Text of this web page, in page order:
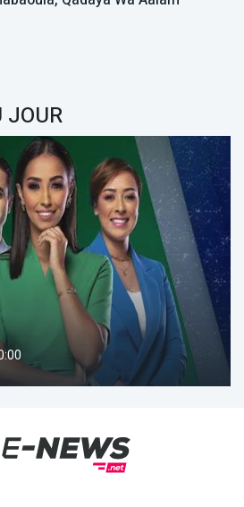
JOUR